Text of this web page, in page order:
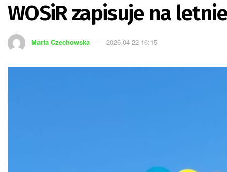
WOSiR zapisuje na
Marta Czechowska 2026-04-22 16:15